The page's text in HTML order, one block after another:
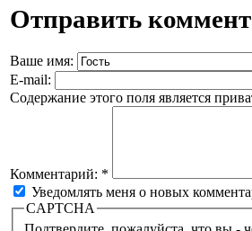
Отправить
Ваше имя:
E-mail:
Содержание этого поля является
Комментарий: *
Уведомлять меня о новых
CAPTCHA